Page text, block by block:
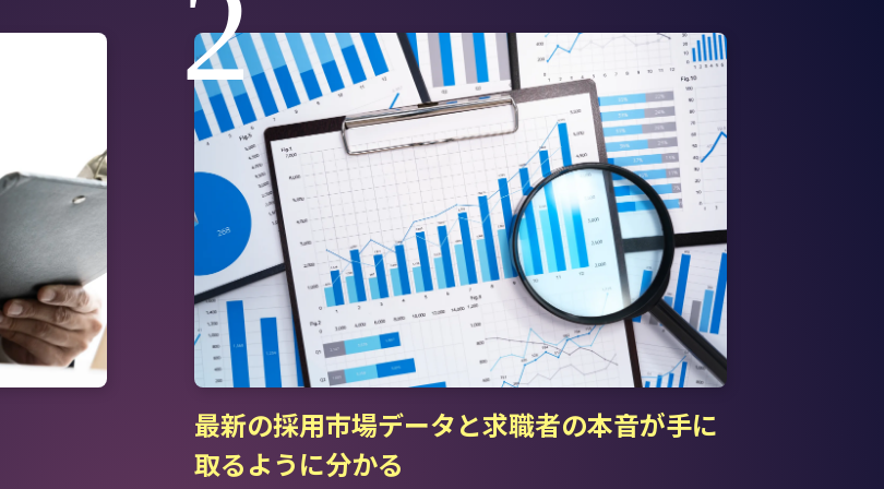
2
最新の採用市場データと求職者の本音が手に
取るように分かる